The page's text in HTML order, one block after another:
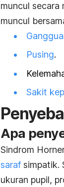
muncul secara
muncul
Pusing.
Sakit
Apa
Sindrom
saraf simpatik.
ukuran pupil,